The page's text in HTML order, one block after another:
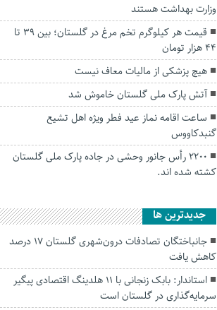
وزارت بهداشت هستند
قیمت هر کیلوگرم تخم مرغ در گلستان؛ بین ۳۹ تا
۴۴ هزار تومان
هیچ پزشکی از مالیات معاف نیست
آتش پارک ملی گلستان خاموش شد
ساعت اقامه‌ نماز‌ عید فطر ویژه اهل تشیع
گنبدکاووس
۲۲۰۰ رأس جانور وحشی در جاده پارک ملی گلستان
کشته شده اند.
جديدترين ها
جانباختگان تصادفات درون‌شهری گلستان ۱۷ درصد
کاهش یافت
استاندار: بابک زنجانی با ۱۱ هلدینگ اقتصادی پیگیر
سرمایه‌گذاری در گلستان است